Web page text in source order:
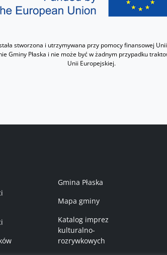
stworzona i utrzymywana przy pomocy finansowej
Gminy Płaska i nie może być w żadnym przypadku
Unii Europejskiej.
w stopce 1
Menu w
Gmina Płaska
Mapa gminy
Katalog imprez
kulturalno-
rozrywkowych